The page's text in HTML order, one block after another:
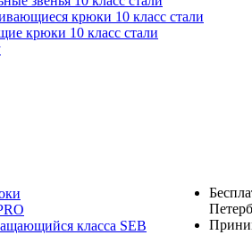
крюки 10 класс стали
крюки 10 класс стали
класса SEB